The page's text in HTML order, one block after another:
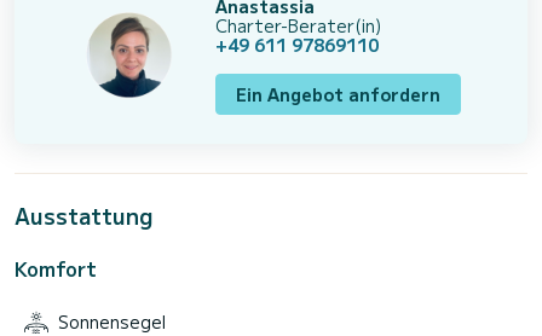
Anastassia
Charter-Berater(in)
+49 611 97869110
Ein Angebot anfordern
Ausstattung
Komfort
Sonnensegel